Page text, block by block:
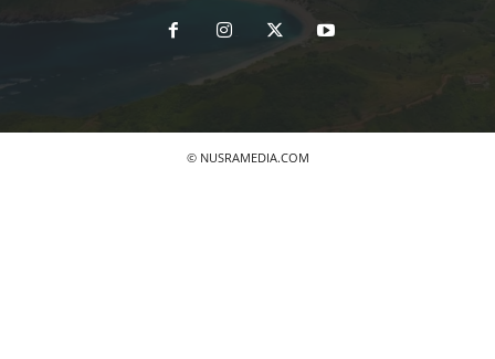
© NUSRAMEDIA.COM